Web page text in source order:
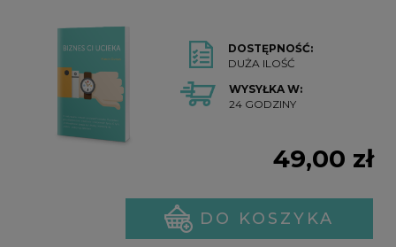
DOSTĘPNOŚĆ:
DUŻA ILOŚĆ
WYSYŁKA W:
24 GODZINY
49,00 zł
DO KOSZYKA